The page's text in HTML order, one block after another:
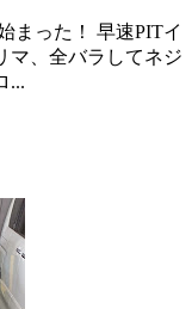
まった！ 早速PITイ
マ、全バラしてネジ
...